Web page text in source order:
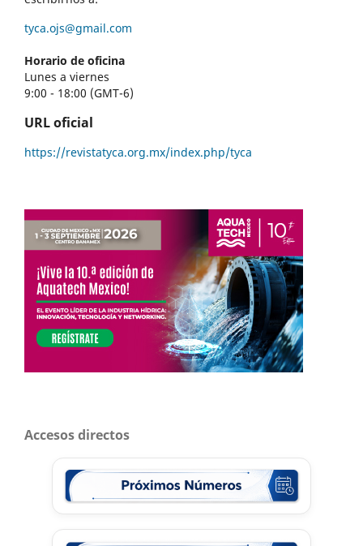
tyca.ojs@gmail.com
Horario de oficina
Lunes a viernes
9:00 - 18:00 (GMT-6)
URL oficial
https://revistatyca.org.mx/index.php/tyca
Accesos directos